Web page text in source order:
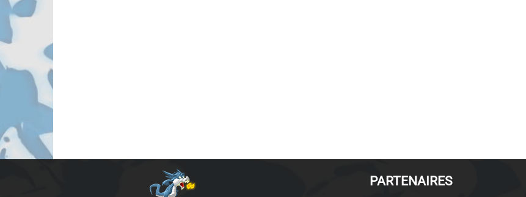
PARTENAIRES